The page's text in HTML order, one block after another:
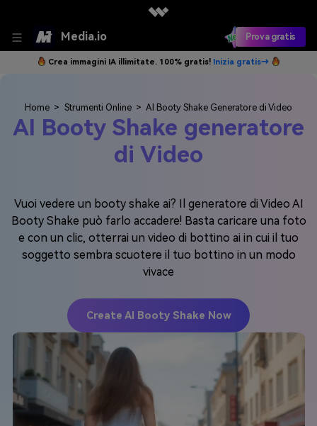
Media.io Prova gratis
Crea immagini IA illimitate. 100% gratis! Inizia gratis→
Home > Strumenti Online > AI Booty Shake Generatore di Video
AI Booty Shake generatore
di Video
Vuoi vedere un booty shake ai? Il generatore di Video AI
Booty Shake può farlo accadere! Basta caricare una foto
e con un clic, otterrai un video di bottino ai in cui il tuo
soggetto sembra scuotere il tuo bottino in un modo
vivace
Create AI Booty Shake Now